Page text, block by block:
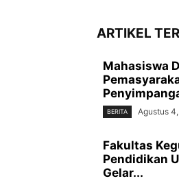
ARTIKEL
Mahasiswa
BERITA Agustus
Fakultas
Pendidikan
Gelar...